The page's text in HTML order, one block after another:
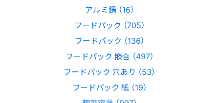
アルミ鍋 （16）
フードパック （705）
フードパック （136）
フードパック 嵌合 （497）
フードパック 穴あり （53）
フードパック 紙 （19）